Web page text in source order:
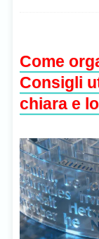
Come
Consigli
chiara e